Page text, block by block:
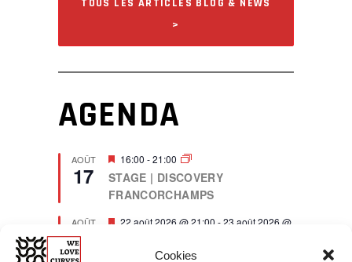
Cookies
TOUS LES ARTICLES BLOG & NEWS
>
AGENDA
AOÛT
17
F
e
a
t
r
16:00 -21:00
STAGE | DISCOVERY
FRANCORCHAMPS
AOÛT
22
F
22 août 2026 @ 21:00 -23 août 2026 @
STAGE | DISCOVERY